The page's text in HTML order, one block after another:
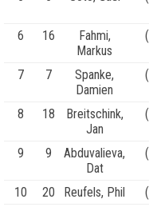
6 16
Fahmi,
Markus
7 7
Spanke,
Damien
8 18
Breitschink,
Jan
9 9
Abduvalieva,
Dat
10 20 Reufels, Phil